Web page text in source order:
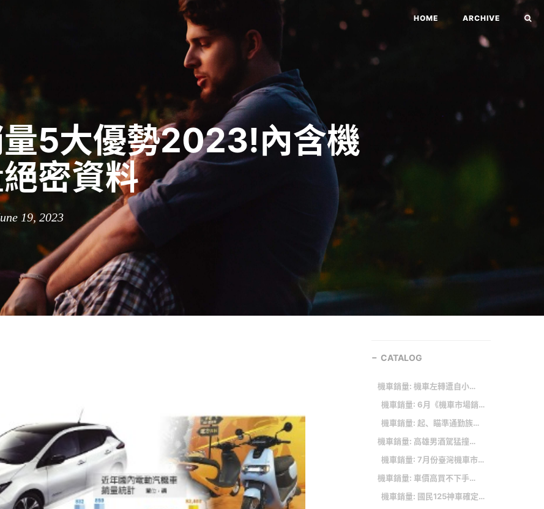
HOME ARCHIVE
5大優勢2023!內含機
密資料
19, 2023
CATALOG
機車銷量: 機車左轉遭自小客猛撞 騎士噴飛空中翻轉摔地...無生命危險
機車銷量: 6月《機車市場銷售排行》｜總掛牌數創十年新低 唯「這個品牌」市占率逆勢成長奪冠 電動機車整體大跌2成
機車銷量: 起、瞄準通勤族！米其林新速克達胎上市 電動機車胎增尺寸
機車銷量: 高雄男酒駕猛撞停紅燈機車！騎士1死1重傷
機車銷量: 7月份臺灣機車市場銷售報告，125c.c.級距篇
機車銷量: 車價高買不下手 機車優惠一台不用4萬元
機車銷量: 國民125神車確定「霸氣下殺3開頭」！光陽公布史上最震撼消息